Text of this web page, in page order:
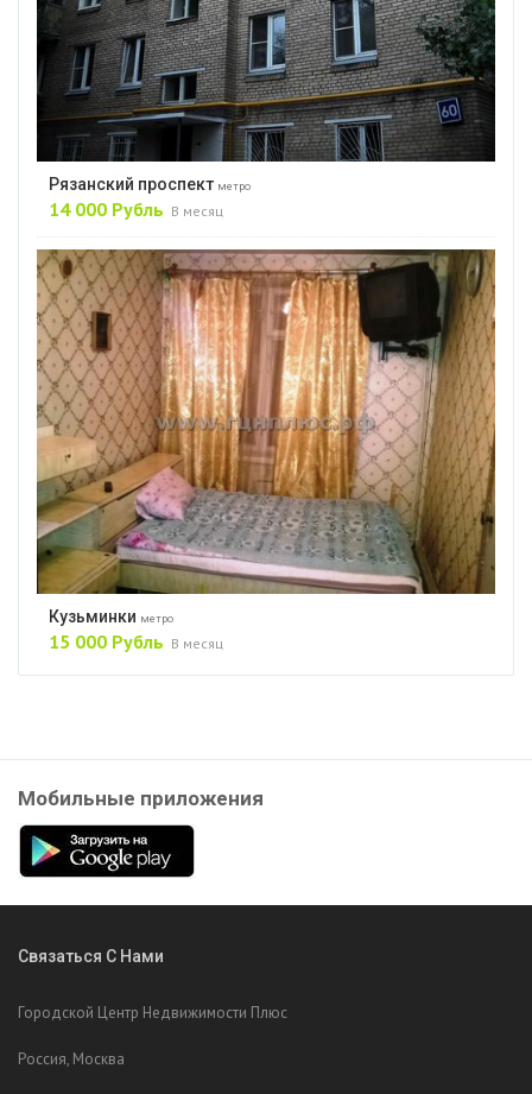
Рязанский проспект метро
14 000 Рубль В месяц
Кузьминки метро
15 000 Рубль В месяц
Мобильные приложения
Связаться С Нами
Городской Центр Недвижимости Плюс
Россия, Москва